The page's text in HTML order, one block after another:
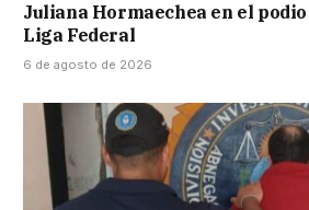
Juliana Hormaechea en el
Liga Federal
6 de agosto de 2026